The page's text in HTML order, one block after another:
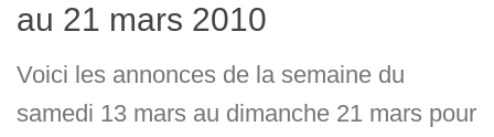
au 21 mars 2010
Voici les annonces de la semaine du
samedi 13 mars au dimanche 21 mars pour